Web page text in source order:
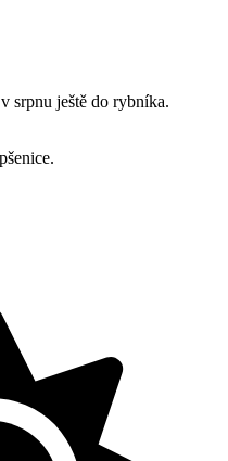
srpnu ještě do rybníka.